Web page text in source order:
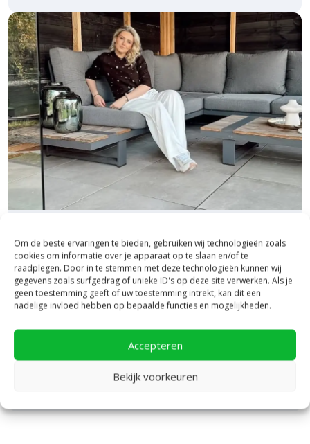
Om de beste ervaringen te bieden, gebruiken wij technologieën zoals
cookies om informatie over je apparaat op te slaan en/of te
raadplegen. Door in te stemmen met deze technologieën kunnen wij
gegevens zoals surfgedrag of unieke ID's op deze site verwerken. Als je
geen toestemming geeft of uw toestemming intrekt, kan dit een
nadelige invloed hebben op bepaalde functies en mogelijkheden.
Accepteren
Bekijk voorkeuren
inspiratie binnen én buiten!
Laat je inspireren in ons 2.500 m² experience centre,
binnen én buiten. Hier ontdek je de nieuwste
bestratingstrends, zie je materialen in het echt en krijg
Bekijk Showpresentatie